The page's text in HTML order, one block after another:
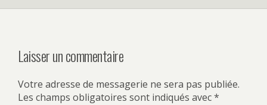
Laisser un commentaire
Votre adresse de messagerie ne sera pas publiée.
Les champs obligatoires sont indiqués avec*